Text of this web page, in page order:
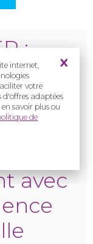
internet,
votre
adaptées
savoir plus ou
de
:
les
une
avec